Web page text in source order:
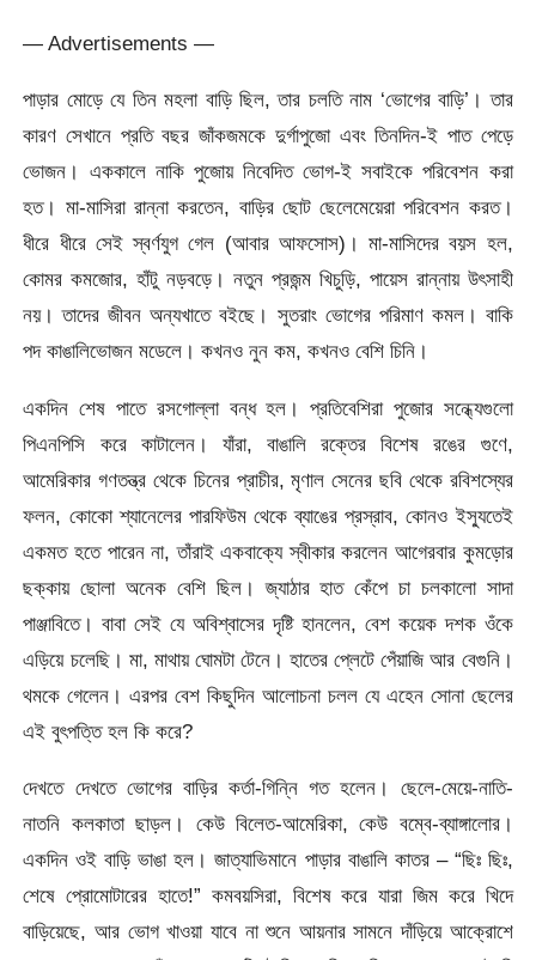
— Advertisements —
পাড়ার মোড়ে যে তিন মহলা বাড়ি ছিল, তার চলতি নাম ‘ভোগের বাড়ি’। তার
কারণ সেখানে প্রতি বছর জাঁকজমকে দুর্গাপুজো এবং তিনদিন-ই পাত পেড়ে
ভোজন। এককালে নাকি পুজোয় নিবেদিত ভোগ-ই সবাইকে পরিবেশন করা
হত। মা-মাসিরা রান্না করতেন, বাড়ির ছোট ছেলেমেয়েরা পরিবেশন করত।
ধীরে ধীরে সেই স্বর্ণযুগ গেল (আবার আফসোস)। মা-মাসিদের বয়স হল,
কোমর কমজোর, হাঁটু নড়বড়ে। নতুন প্রজন্ম খিচুড়ি, পায়েস রান্নায় উৎসাহী
নয়। তাদের জীবন অন্যখাতে বইছে। সুতরাং ভোগের পরিমাণ কমল। বাকি
পদ কাঙালিভোজন মডেলে। কখনও নুন কম, কখনও বেশি চিনি।
একদিন শেষ পাতে রসগোল্লা বন্ধ হল। প্রতিবেশিরা পুজোর সন্ধ্যেগুলো
পিএনপিসি করে কাটালেন। যাঁরা, বাঙালি রক্তের বিশেষ রঙের গুণে,
আমেরিকার গণতন্ত্র থেকে চিনের প্রাচীর, মৃণাল সেনের ছবি থেকে রবিশস্যের
ফলন, কোকো শ্যানেলের পারফিউম থেকে ব্যাঙের প্রস্রাব, কোনও ইস্যুতেই
একমত হতে পারেন না, তাঁরাই একবাক্যে স্বীকার করলেন আগেরবার কুমড়োর
ছক্কায় ছোলা অনেক বেশি ছিল। জ্যাঠার হাত কেঁপে চা চলকালো সাদা
পাঞ্জাবিতে। বাবা সেই যে অবিশ্বাসের দৃষ্টি হানলেন, বেশ কয়েক দশক ওঁকে
এড়িয়ে চলেছি। মা, মাথায় ঘোমটা টেনে। হাতের প্লেটে পেঁয়াজি আর বেগুনি।
থমকে গেলেন। এরপর বেশ কিছুদিন আলোচনা চলল যে এহেন সোনা ছেলের
এই বুৎপত্তি হল কি করে?
দেখতে দেখতে ভোগের বাড়ির কর্তা-গিন্নি গত হলেন। ছেলে-মেয়ে-নাতি-
নাতনি কলকাতা ছাড়ল। কেউ বিলেত-আমেরিকা, কেউ বম্বে-ব্যাঙ্গালোর।
একদিন ওই বাড়ি ভাঙা হল। জাত্যাভিমানে পাড়ার বাঙালি কাতর – “ছিঃ ছিঃ,
শেষে প্রোমোটারের হাতে!” কমবয়সিরা, বিশেষ করে যারা জিম করে খিদে
বাড়িয়েছে, আর ভোগ খাওয়া যাবে না শুনে আয়নার সামনে দাঁড়িয়ে আক্রোশে